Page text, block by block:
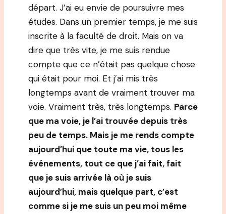
départ. J’ai eu envie de poursuivre mes
études. Dans un premier temps, je me suis
inscrite à la faculté de droit. Mais on va
dire que très vite, je me suis rendue
compte que ce n’était pas quelque chose
qui était pour moi. Et j’ai mis très
longtemps avant de vraiment trouver ma
voie. Vraiment très, très longtemps. Parce
que ma voie, je l’ai trouvée depuis très
peu de temps. Mais je me rends compte
aujourd’hui que toute ma vie, tous les
événements, tout ce que j’ai fait, fait
que je suis arrivée là où je suis
aujourd’hui, mais quelque part, c’est
comme si je me suis un peu moi même